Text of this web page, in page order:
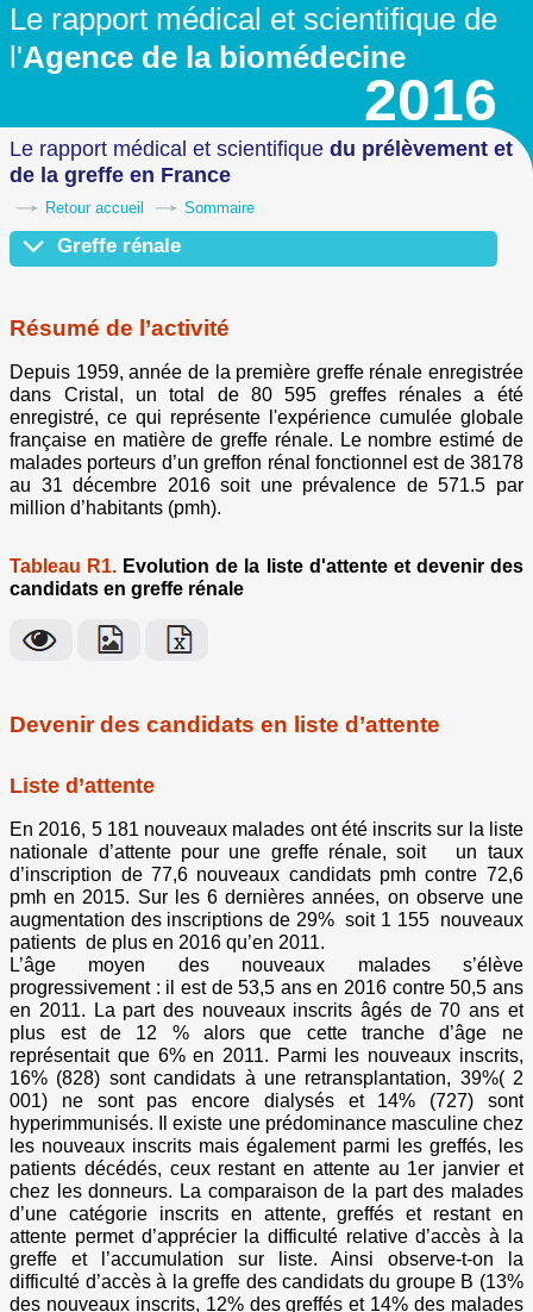
Le rapport médical et scientifique de
l'Agence de la biomédecine
2016
Le rapport médical et scientifiquedu prélèvement et
de la greffe en France
Retour accueil Sommaire
Greffe rénale
Résumé de l’activité
Depuis 1959, année de la première greffe rénale enregistrée
dans Cristal, un total de 80 595 greffes rénales a été
enregistré, ce qui représente l'expérience cumulée globale
française en matière de greffe rénale. Le nombre estimé de
malades porteurs d’un greffon rénal fonctionnel est de 38178
au 31 décembre 2016 soit une prévalence de 571.5 par
million d’habitants (pmh).
Tableau R1. Evolution de la liste d'attente et devenir des
candidats en greffe rénale
Devenir des candidats en liste d’attente
Liste d’attente
En 2016, 5 181 nouveaux malades ont été inscrits sur la liste
nationale d’attente pour une greffe rénale, soit un taux
d’inscription de 77,6 nouveaux candidats pmh contre 72,6
pmh en 2015. Sur les 6 dernières années, on observe une
augmentation des inscriptions de 29% soit 1 155 nouveaux
patients de plus en 2016 qu’en 2011.
L’âge moyen des nouveaux malades s’élève
progressivement : il est de 53,5 ans en 2016 contre 50,5 ans
en 2011. La part des nouveaux inscrits âgés de 70 ans et
plus est de 12 % alors que cette tranche d’âge ne
représentait que 6% en 2011. Parmi les nouveaux inscrits,
16% (828) sont candidats à une retransplantation, 39%( 2
001) ne sont pas encore dialysés et 14% (727) sont
hyperimmunisés. Il existe une prédominance masculine chez
les nouveaux inscrits mais également parmi les greffés, les
patients décédés, ceux restant en attente au 1er janvier et
chez les donneurs. La comparaison de la part des malades
d’une catégorie inscrits en attente, greffés et restant en
attente permet d’apprécier la difficulté relative d’accès à la
greffe et l’accumulation sur liste. Ainsi observe-t-on la
difficulté d’accès à la greffe des candidats du groupe B (13%
des nouveaux inscrits, 12% des greffés et 14% des malades